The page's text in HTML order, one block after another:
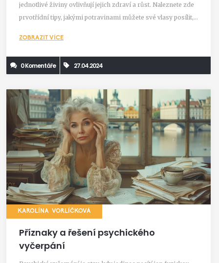
jednotlivé živiny ovlivňují jejich zdraví a růst. Naleznete zde
prvotřídní tipy, jakými potravinami můžete své vlasy posílit,
jaký má správná strava dopad na kvalitu vlasů.
ZOBRAZIT VÍCE
0 Komentáře 27.04.2024
KAROLÍNA VORLÍČKOVÁ
Příznaky a řešení psychického
vyčerpání